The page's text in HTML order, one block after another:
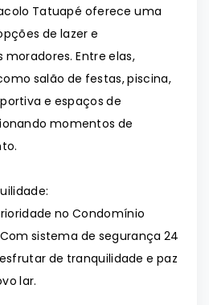
Tatuapé oferece uma
de lazer e
Entre elas,
salão de festas, piscina,
e espaços de
momentos de
no Condomínio
sistema de segurança 24
de tranquilidade e paz
lar.